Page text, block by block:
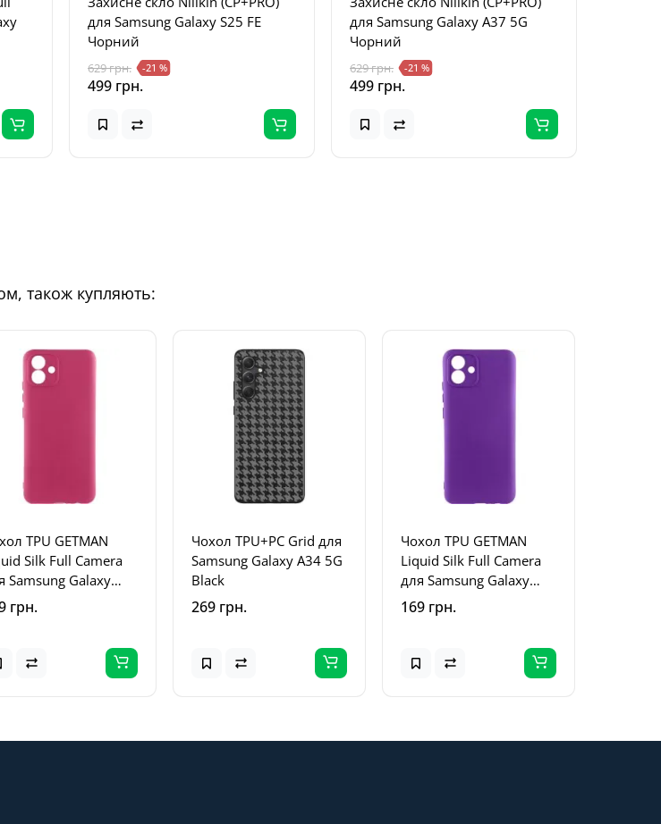
для Samsung Galaxy S25 FE
Чорний
629 грн. -21 %
499 грн.
для Samsung Galaxy A37 5G
Чорний
629 грн. -21 %
499 грн.
також купляють:
TPU GETMAN
Silk Full Camera
Samsung Galaxy
Бордовий / Marsala
грн.
Чохол TPU+PC Grid для
Samsung Galaxy A34 5G
Black
269 грн.
Чохол TPU GETMAN
Liquid Silk Full Camera
для Samsung Galaxy
A04e Фіолетовий /
Purple
169 грн.